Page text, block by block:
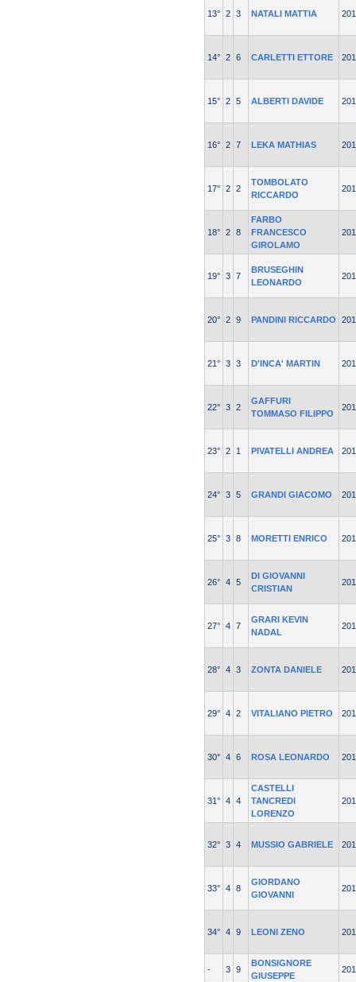
13° 2 3 NATALI MATTIA
14° 2 6 CARLETTI ETTORE
15° 2 5 ALBERTI DAVIDE
16° 2 7 LEKA MATHIAS
17° 2 2
TOMBOLATO
RICCARDO
18° 2 8
FARBO
FRANCESCO
GIROLAMO
19° 3 7
BRUSEGHIN
LEONARDO
20° 2 9 PANDINI RICCARDO
21° 3 3 D'INCA' MARTIN
22° 3 2
GAFFURI
TOMMASO FILIPPO
23° 2 1 PIVATELLI ANDREA
24° 3 5 GRANDI GIACOMO
25° 3 8 MORETTI ENRICO
26° 4 5
DI GIOVANNI
CRISTIAN
27° 4 7
GRARI KEVIN
NADAL
28° 4 3 ZONTA DANIELE
29° 4 2 VITALIANO PIETRO
30° 4 6 ROSA LEONARDO
31° 4 4
CASTELLI
TANCREDI
LORENZO
32° 3 4 MUSSIO GABRIELE
33° 4 8
GIORDANO
GIOVANNI
34° 4 9 LEONI ZENO
- 3 9
BONSIGNORE
GIUSEPPE